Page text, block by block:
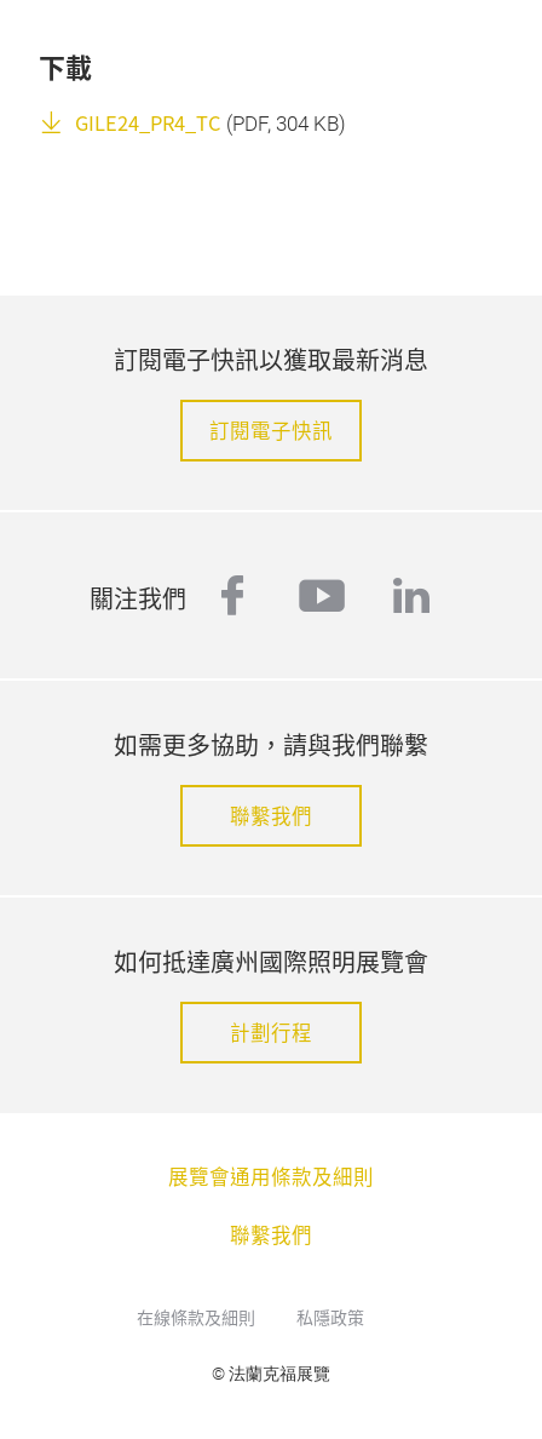
下載
GILE24_PR4_TC (PDF, 304 KB)
訂閱電子快訊以獲取最新消息
訂閱電子快訊
關注我們 facebook
youtube
如需更多協助，請與我們聯繫
聯繫我們
如何抵達廣州國際照明展覽會
計劃行程
展覽會通用條款及細則
聯繫我們
在線條款及細則 私隱政策
© 法蘭克福展覽